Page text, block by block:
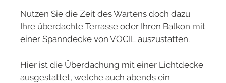
Nutzen Sie die Zeit des Wartens doch dazu
Ihre überdachte Terrasse oder Ihren Balkon mit
einer Spanndecke von VOCIL auszustatten.
Hier ist die Überdachung mit einer Lichtdecke
ausgestattet, welche auch abends ein